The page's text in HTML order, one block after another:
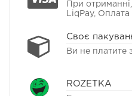
При
LiqPay,
Своє
Ви не платите
ROZETKA